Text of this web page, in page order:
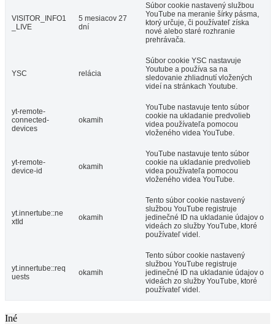
VISITOR_INFO1
_LIVE
5 mesiacov 27
dní
Súbor cookie nastavený službou
YouTube na meranie šírky pásma,
ktorý určuje, či používateľ získa
nové alebo staré rozhranie
prehrávača.
YSC relácia
Súbor cookie YSC nastavuje
Youtube a používa sa na
sledovanie zhliadnutí vložených
videí na stránkach Youtube.
yt-remote-
connected-
devices
okamih
YouTube nastavuje tento súbor
cookie na ukladanie predvolieb
videa používateľa pomocou
vloženého videa YouTube.
yt-remote-
device-id
okamih
YouTube nastavuje tento súbor
cookie na ukladanie predvolieb
videa používateľa pomocou
vloženého videa YouTube.
yt.innertube::ne
xtId
okamih
Tento súbor cookie nastavený
službou YouTube registruje
jedinečné ID na ukladanie údajov o
videách zo služby YouTube, ktoré
používateľ videl.
yt.innertube::req
uests
okamih
Tento súbor cookie nastavený
službou YouTube registruje
jedinečné ID na ukladanie údajov o
videách zo služby YouTube, ktoré
používateľ videl.
Iné